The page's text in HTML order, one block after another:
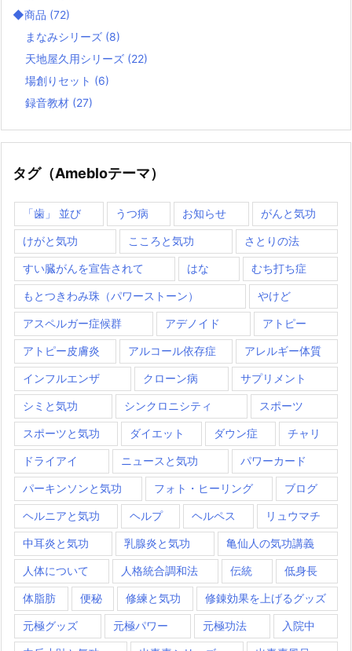
◆商品 (72)
まなみシリーズ (8)
天地屋久用シリーズ (22)
場創りセット (6)
録音教材 (27)
タグ（Amebloテーマ）
「歯」 並び うつ病 お知らせ がんと気功
けがと気功 こころと気功 さとりの法
すい臓がんを宣告されて はな むち打ち症
もとつきわみ珠（パワーストーン） やけど
アスペルガー症候群 アデノイド アトピー
アトピー皮膚炎 アルコール依存症 アレルギー体質
インフルエンザ クローン病 サプリメント
シミと気功 シンクロニシティ スポーツ
スポーツと気功 ダイエット ダウン症 チャリ
ドライアイ ニュースと気功 パワーカード
パーキンソンと気功 フォト・ヒーリング ブログ
ヘルニアと気功 ヘルプ ヘルペス リュウマチ
中耳炎と気功 乳腺炎と気功 亀仙人の気功講義
人体について 人格統合調和法 伝統 低身長
体脂肪 便秘 修練と気功 修錬効果を上げるグッズ
元極グッズ 元極パワー 元極功法 入院中